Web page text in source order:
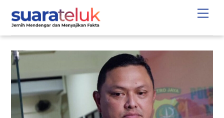
content